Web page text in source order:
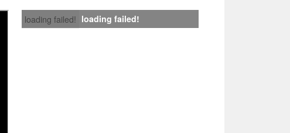
loading failed! loading failed!